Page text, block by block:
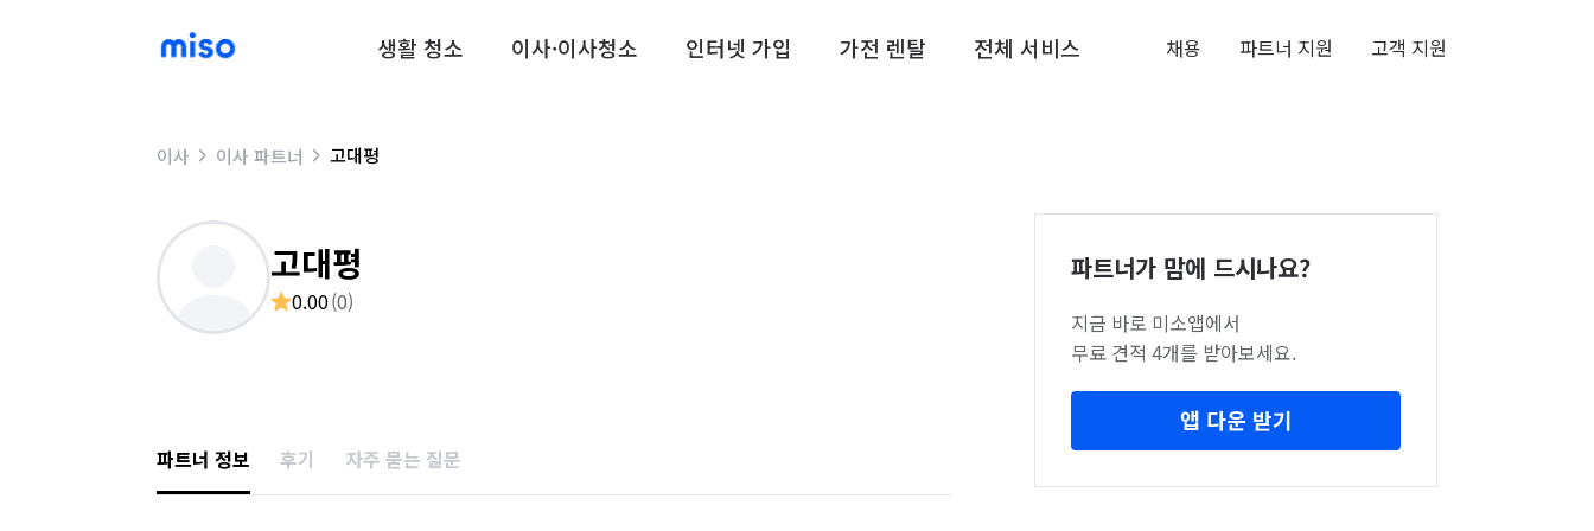
생활 청소 이사·이사청소 인터넷 가입 가전 렌탈 전체 서비스 채용 파트너 지원 고객 지원
이사 이사 파트너 고대평
고대평
0.00(0)
파트너 정보 후기 자주 묻는 질문
파트너가 맘에 드시나요?
지금 바로 미소앱에서
무료 견적 4개를 받아보세요.
앱 다운 받기